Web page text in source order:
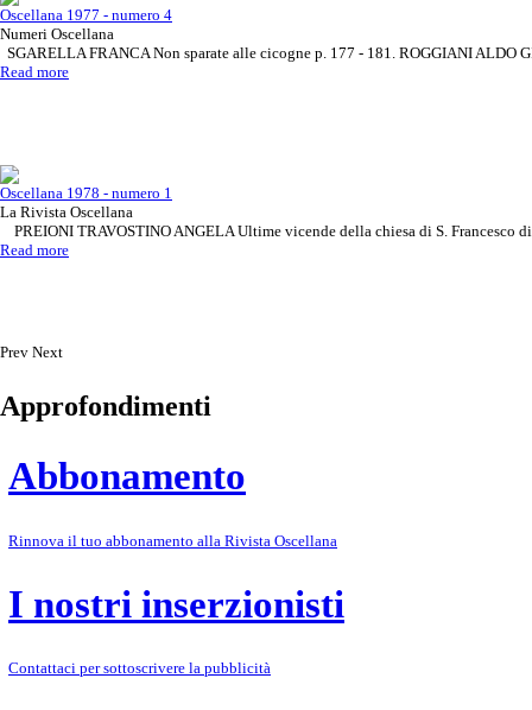
Oscellana 1977 - numero 4
Numeri Oscellana
SGARELLA FRANCA Non sparate alle cicogne p. 177 - 181. ROGGIANI ALDO
Read more
Oscellana 1978 - numero 1
La Rivista Oscellana
PREIONI TRAVOSTINO ANGELA Ultime vicende della chiesa di S. Francesco
Read more
Prev Next
Approfondimenti
Abbonamento
Rinnova il tuo abbonamento alla Rivista Oscellana
I nostri inserzionisti
Contattaci per sottoscrivere la pubblicità